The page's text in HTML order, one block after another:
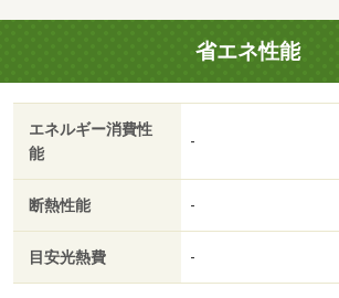
事務手数料 7700円/美装代 33000円/鍵
省エネ性能
エネルギー消費性
能
-
断熱性能 -
目安光熱費 -